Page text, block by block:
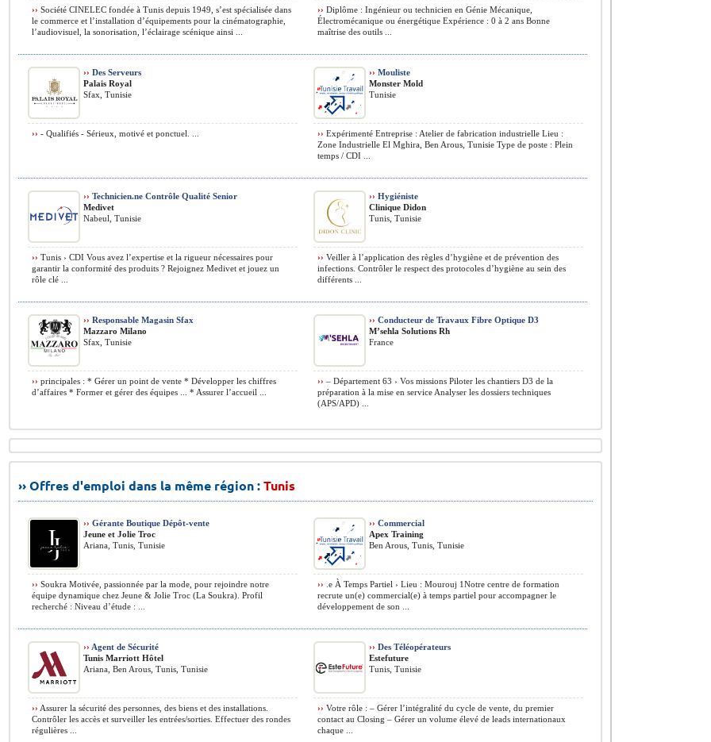
›› Société CINELEC fondée à Tunis depuis 1949, s’est spécialisée dans
le commerce et l’installation d’équipements pour la cinématographie,
l’audiovisuel, la sonorisation, l’éclairage scénique ainsi ...
›› Diplôme : Ingénieur ou technicien en Génie Mécanique,
Électromécanique ou énergétique Expérience : 0 à 2 ans Bonne
maîtrise des outils ...
›› Des Serveurs
Palais Royal
Sfax, Tunisie
›› - Qualifiés - Sérieux, motivé et ponctuel. ...
›› Mouliste
Monster Mold
Tunisie
›› Expérimenté Entreprise : Atelier de fabrication industrielle Lieu :
Zone Industrielle El Mghira, Ben Arous, Tunisie Type de poste : Plein
temps / CDI ...
›› Technicien.ne Contrôle Qualité Senior
Medivet
Nabeul, Tunisie
›› Tunis › CDI Vous avez l’expertise et la rigueur nécessaires pour
garantir la conformité des produits ? Rejoignez Medivet et jouez un
rôle clé ...
›› Hygiéniste
Clinique Didon
Tunis, Tunisie
›› Veiller à l’application des règles d’hygiène et de prévention des
infections. Contrôler le respect des protocoles d’hygiène au sein des
différents ...
›› Responsable Magasin Sfax
Mazzaro Milano
Sfax, Tunisie
›› principales : * Gérer un point de vente * Développer les chiffres
d’affaires * Former et gérer des équipes ... * Assurer l’accueil ...
›› Conducteur de Travaux Fibre Optique D3
M’sehla Solutions Rh
France
›› – Département 63 › Vos missions Piloter les chantiers D3 de la
préparation à la mise en service Analyser les dossiers techniques
(APS/APD) ...
›› Offres d'emploi dans la même région :Tunis
›› Gérante Boutique Dépôt-vente
Jeune et Jolie Troc
Ariana, Tunis, Tunisie
›› Soukra Motivée, passionnée par la mode, pour rejoindre notre
équipe dynamique chez Jeune & Jolie Troc (La Soukra). Profil
recherché : Niveau d’étude : ...
›› Commercial
Apex Training
Ben Arous, Tunis, Tunisie
›› .e À Temps Partiel › Lieu : Mourouj 1Notre centre de formation
recrute un(e) commercial(e) à temps partiel pour accompagner le
développement de son ...
›› Agent de Sécurité
Tunis Marriott Hôtel
Ariana, Ben Arous, Tunis, Tunisie
›› Assurer la sécurité des personnes, des biens et des installations.
Contrôler les accès et surveiller les entrées/sorties. Effectuer des rondes
régulières ...
›› Des Téléopérateurs
Estefuture
Tunis, Tunisie
›› Votre rôle : – Gérer l’intégralité du cycle de vente, du premier
contact au Closing – Gérer un volume élevé de leads internationaux
chaque ...